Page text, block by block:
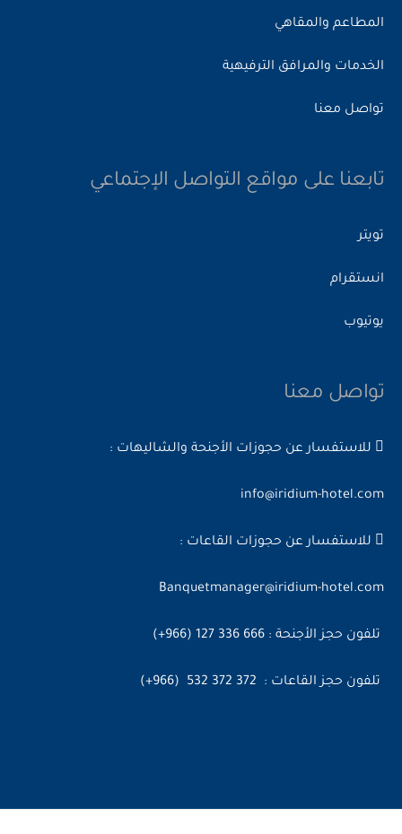
المطاعم والمقاهي
الخدمات والمرافق الترفيهية
تواصل معنا
تابعنا على مواقع التواصل الإجتماعي
تويتر
انستقرام
يوتيوب
تواصل معنا
للاستفسار عن حجوزات الأجنحة والشاليهات :
info@iridium-hotel.com
للاستفسار عن حجوزات القاعات :
Banquetmanager@iridium-hotel.com
تلفون حجز الأجنحة : 666 336 127 (966+)
تلفون حجز القاعات : 372 372 532 (966+)